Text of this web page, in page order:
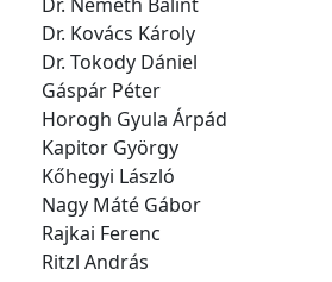
Dr. Kovács Károly
Dr. Tokody Dániel
Gáspár Péter
Horogh Gyula Árpád
Kapitor György
Kőhegyi László
Nagy Máté Gábor
Rajkai Ferenc
Ritzl András